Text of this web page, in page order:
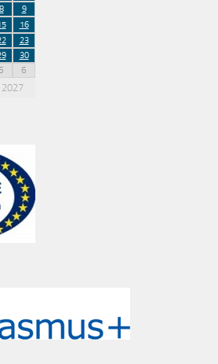
8
9
16
23
30
5 6
2027